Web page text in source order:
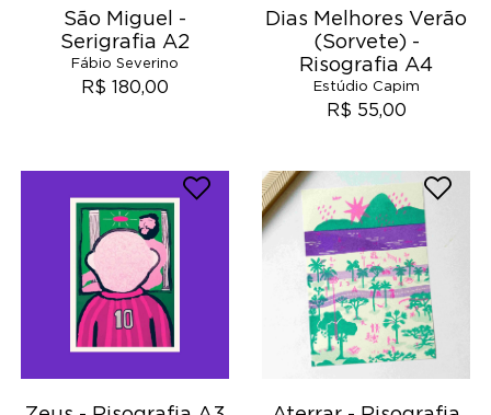
São Miguel -
Serigrafia A2
Fábio Severino
R$ 180,00
Dias Melhores Verão
(Sorvete) -
Risografia A4
Estúdio Capim
R$ 55,00